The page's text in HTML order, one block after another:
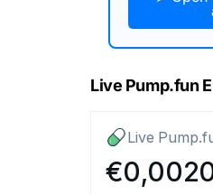
Live Pump.fun